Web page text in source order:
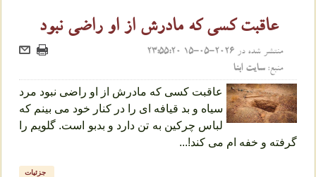
عاقبت کسی که مادرش از او راضی نبود
منتشر شده در 2026-05-15 23:55:20
منبع:سایت ابنا
عاقبت کسی که مادرش از او راضی نبود مرد
سیاه و بد قیافه ای را در کنار خود می بینم که
لباس چرکین به تن دارد و بدبو است. گلویم را
گرفته و خفه ام می کند!...
جزئیات